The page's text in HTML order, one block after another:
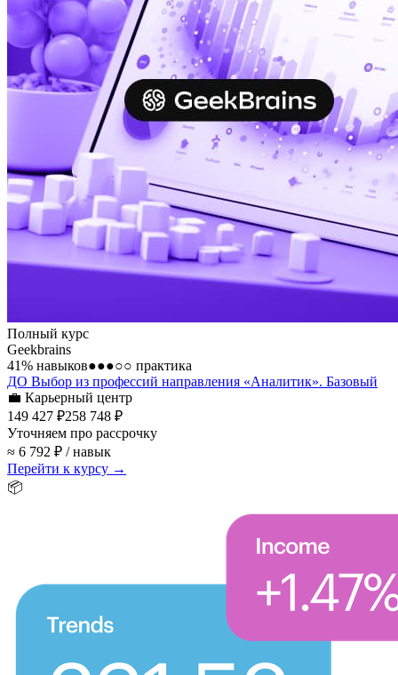
Полный курс
Geekbrains
41% навыков●●●○○ практика
ДО Выбор из профессий направления «Аналитик». Базовый
💼 Карьерный центр
149 427 ₽258 748 ₽
Уточняем про рассрочку
≈ 6 792 ₽ / навык
Перейти к курсу →
📦